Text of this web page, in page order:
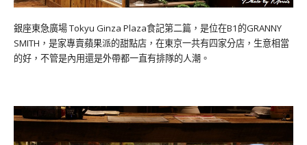
銀座東急廣場 Tokyu Ginza Plaza食記第二篇，是位在B1的GRANNY
SMITH，是家專賣蘋果派的甜點店，在東京一共有四家分店，生意相當
的好，不管是內用還是外帶都一直有排隊的人潮。